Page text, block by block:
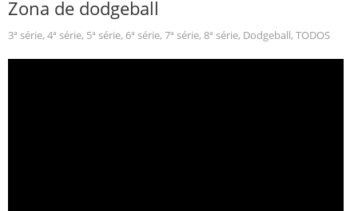
Zona de dodgeball
3ª série, 4ª série, 5ª série, 6ª série, 7ª série, 8ª série, Dodgeball, TODOS